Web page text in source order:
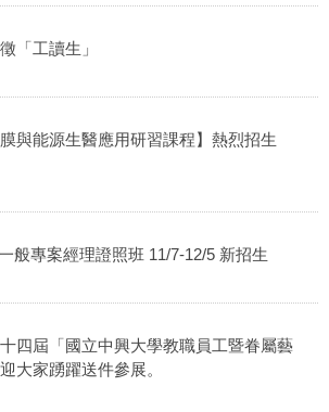
「工讀生」
與能源生醫應用研習課程】熱烈招生
般專案經理證照班 11/7-12/5 新招生
四屆「國立中興大學教職員工暨眷屬藝
大家踴躍送件參展。